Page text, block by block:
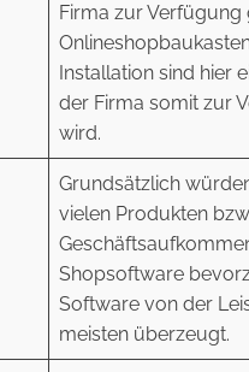
Firma zur Verfügung
Installation sind hier
der Firma somit zur
wird.
Grundsätzlich
vielen Produkten
Shopsoftware
Software von der
meisten überzeugt.